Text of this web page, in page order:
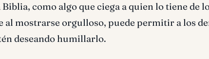
como algo que ciega a quien lo tiene de
al mostrarse orgulloso, puede permitir a los
deseando humillarlo.